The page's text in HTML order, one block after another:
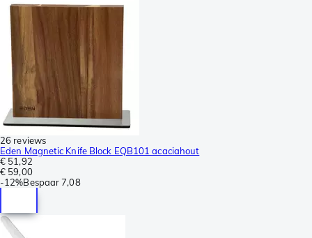
26 reviews
Eden Magnetic Knife Block EQB101 acaciahout
€ 51,92
€ 59,00
-12%Bespaar 7,08